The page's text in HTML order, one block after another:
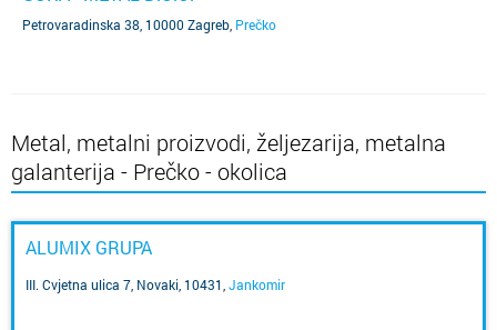
Petrovaradinska 38, 10000 Zagreb Prečko
Metal, metalni proizvodi, željezarija, metalna
galanterija - Prečko - okolica
ALUMIX GRUPA
III. Cvjetna ulica 7, Novaki, 10431 Jankomir